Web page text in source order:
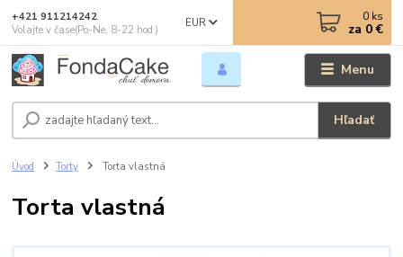
Menu
EUR
Hľadať
+421 911214242
Volajte v čase(Po-Ne, 8-22 hod.)
0 ks
za 0 €
Úvod Torty Torta vlastná
Torta vlastná